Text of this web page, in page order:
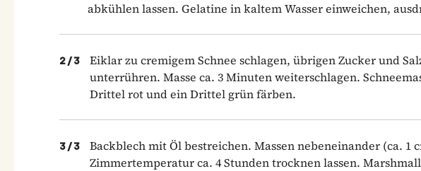
abkühlen lassen. Gelatine in kaltem Wasser einweichen,
2/3
Eiklar zu cremigem Schnee schlagen, übrigen Zucker und
unterrühren. Masse ca. 3 Minuten weiterschlagen.
Drittel rot und ein Drittel grün färben.
3/3
Backblech mit Öl bestreichen. Massen nebeneinander (ca. 1
Zimmertemperatur ca. 4 Stunden trocknen lassen.